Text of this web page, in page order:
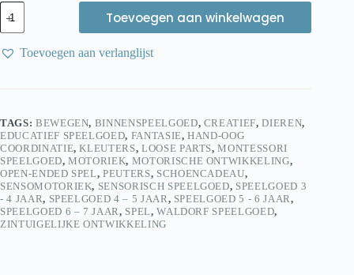
Sensoryfun
SensoryDough
Speeldeeg
Boerderij
Toevoegen aan winkelwagen
Toevoegen aan verlanglijst
TAGS: BEWEGEN, BINNENSPEELGOED, CREATIEF,DIEREN,
EDUCATIEF SPEELGOED, FANTASIE,HAND-OOG
COORDINATIE,KLEUTERS, LOOSE PARTS,MONTESSORI
SPEELGOED,MOTORIEK, MOTORISCHE ONTWIKKELING,
OPEN-ENDED SPEL,PEUTERS, SCHOENCADEAU,
SENSOMOTORIEK, SENSORISCH SPEELGOED, SPEELGOED 3
- 4 JAAR, SPEELGOED 4 – 5 JAAR, SPEELGOED 5 - 6 JAAR,
SPEELGOED 6 – 7 JAAR, SPEL,WALDORF SPEELGOED,
ZINTUIGELIJKE ONTWIKKELING